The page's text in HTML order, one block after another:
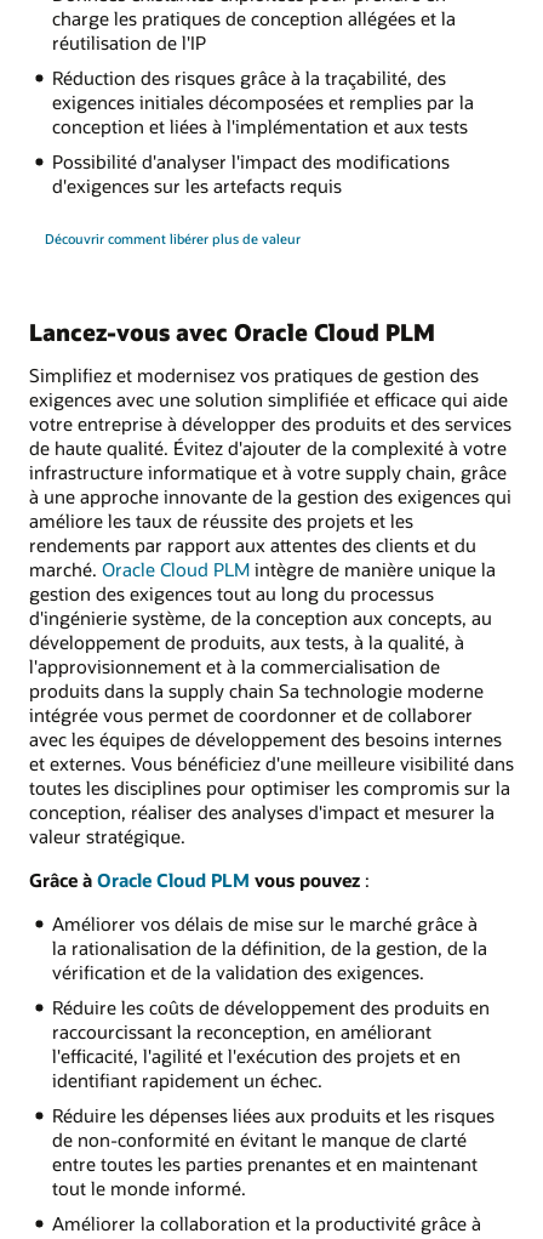
charge les pratiques de conception allégées et la
réutilisation de l'IP
Réduction des risques grâce à la traçabilité, des
exigences initiales décomposées et remplies par la
conception et liées à l'implémentation et aux tests
Possibilité d'analyser l'impact des modifications
d'exigences sur les artefacts requis
Découvrir comment libérer plus de valeur
Lancez-vous avec Oracle Cloud PLM
Simplifiez et modernisez vos pratiques de gestion des
exigences avec une solution simplifiée et efficace qui aide
votre entreprise à développer des produits et des services
de haute qualité. Évitez d'ajouter de la complexité à votre
infrastructure informatique et à votre supply chain, grâce
à une approche innovante de la gestion des exigences qui
améliore les taux de réussite des projets et les
rendements par rapport aux attentes des clients et du
marché. Oracle Cloud PLM intègre de manière unique la
gestion des exigences tout au long du processus
d'ingénierie système, de la conception aux concepts, au
développement de produits, aux tests, à la qualité, à
l'approvisionnement et à la commercialisation de
produits dans la supply chain Sa technologie moderne
intégrée vous permet de coordonner et de collaborer
avec les équipes de développement des besoins internes
et externes. Vous bénéficiez d'une meilleure visibilité dans
toutes les disciplines pour optimiser les compromis sur la
conception, réaliser des analyses d'impact et mesurer la
valeur stratégique.
Grâce à Oracle Cloud PLM vous pouvez :
Améliorer vos délais de mise sur le marché grâce à
la rationalisation de la définition, de la gestion, de la
vérification et de la validation des exigences.
Réduire les coûts de développement des produits en
raccourcissant la reconception, en améliorant
l'efficacité, l'agilité et l'exécution des projets et en
identifiant rapidement un échec.
Réduire les dépenses liées aux produits et les risques
de non-conformité en évitant le manque de clarté
entre toutes les parties prenantes et en maintenant
tout le monde informé.
Améliorer la collaboration et la productivité grâce à